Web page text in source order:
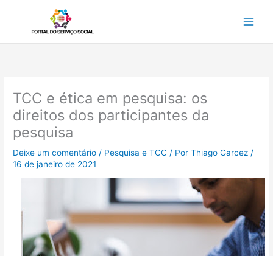
conteúdo
TCC e ética em pesquisa: os
direitos dos participantes da
pesquisa
Deixe um comentário / Pesquisa e TCC / PorThiago Garcez /
16 de janeiro de 2021